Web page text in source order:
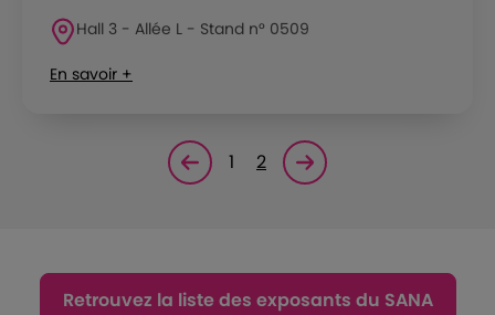
Hall 3 - Allée L - Stand n° 0509
En savoir +
Page précédente
1 2 Page suivante<
Retrouvez la liste des exposants du SANA